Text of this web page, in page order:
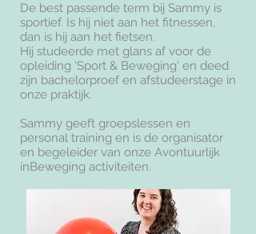
De best passende term bij Sammy is
sportief. Is hij niet aan het fitnessen,
dan is hij aan het fietsen.
Hij studeerde met glans af voor de
opleiding 'Sport & Beweging' en deed
zijn bachelorproef en afstudeerstage in
onze praktijk.
Sammy geeft groepslessen en
personal training en is de organisator
en begeleider van onze Avontuurlijk
inBeweging activiteiten.